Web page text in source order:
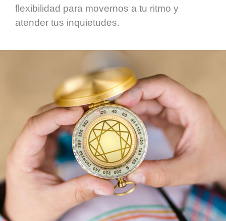
flexibilidad para movernos a tu ritmo y
atender tus inquietudes.